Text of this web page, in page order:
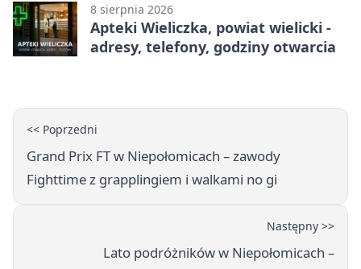
8 sierpnia 2026
Apteki Wieliczka, powiat wielicki -
adresy, telefony, godziny otwarcia
<< Poprzedni
Grand Prix FT w Niepołomicach – zawody
Fighttime z grapplingiem i walkami no gi
Następny >>
Lato podróżników w Niepołomicach –